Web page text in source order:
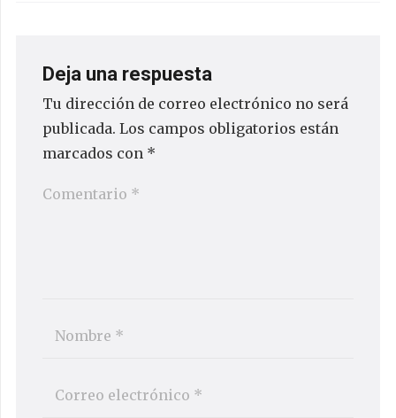
Deja una respuesta
Tu dirección de correo electrónico no será
publicada. Los campos obligatorios están
marcados con *